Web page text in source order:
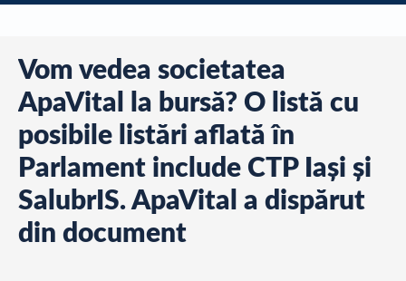
Vom vedea societatea
ApaVital la bursă? O listă cu
posibile listări aflată în
Parlament include CTP Iași și
SalubrIS. ApaVital a dispărut
din document